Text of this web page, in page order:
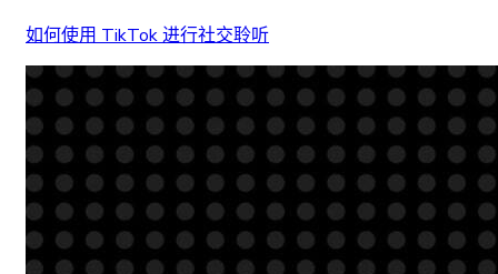
如何使用 TikTok 进行社交聆听